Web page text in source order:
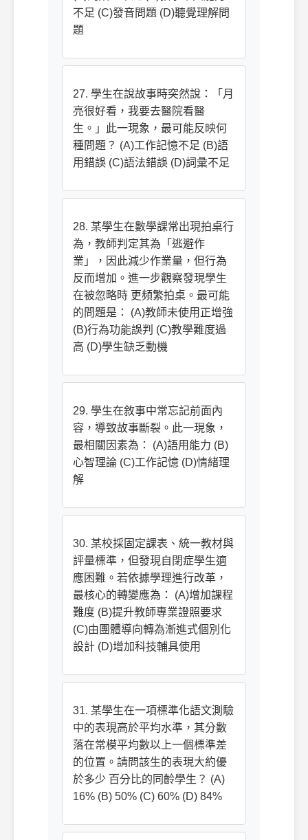
不足 (C)發音問題 (D)聽覺理解問
題
27. 學生在說故事時突然說：「月
亮很好看，我要去醫院看醫
生。」此一現象，最可能反映何
種問題？ (A)工作記憶不足 (B)語
用錯誤 (C)語法錯誤 (D)詞彙不足
28. 某學生在數學課常出現拍桌行
為，教師判定其為「逃避作
業」，因此減少作業量，但行為
反而增加。進一步觀察發現學生
在被忽略時 更頻繁拍桌。最可能
的問題是： (A)教師未使用正增強
(B)行為功能誤判 (C)教學難度過
高 (D)學生缺乏動機
29. 學生在敘事中常忘記前面內
容，導致故事斷裂。此一現象，
最相關因素為： (A)語用能力 (B)
心智理論 (C)工作記憶 (D)情緒理
解
30. 某校採固定課表、統一教材與
評量標準，但發現自閉症學生適
應困難。若依據學理進行改革，
最核心的轉變應為： (A)增加課程
難度 (B)提升教師專業證照要求
(C)由團體導向轉為漸進式個別化
設計 (D)增加科技輔具使用
31. 某學生在一項標準化語文測驗
中的表現高於平均水準，其分數
落在常模平均數以上一個標準差
的位置。請問該生的表現大約優
於多少 百分比的同齡學生？ (A)
16% (B) 50% (C) 60% (D) 84%